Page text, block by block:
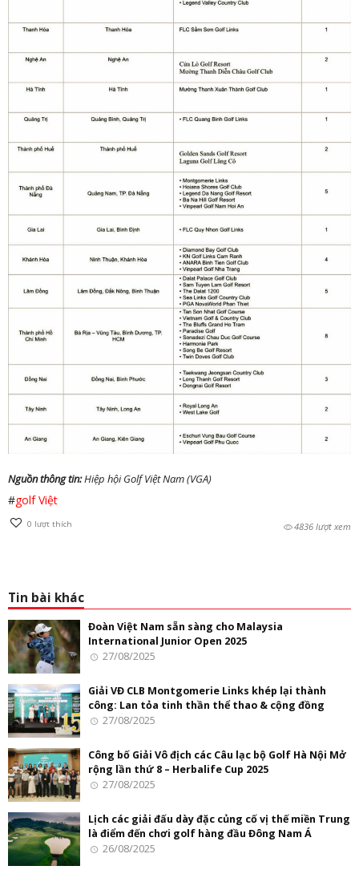
Nguồn thông tin:Hiệp hội Golf Việt Nam (VGA)
#golf Việt
0 lượt thích 4836 lượt xem
Tin bài khác
Đoàn Việt Nam sẵn sàng cho Malaysia
International Junior Open 2025
27/08/2025
Giải VĐ CLB Montgomerie Links khép lại thành
công: Lan tỏa tinh thần thể thao & cộng đồng
27/08/2025
Công bố Giải Vô địch các Câu lạc bộ Golf Hà Nội Mở
rộng lần thứ 8 – Herbalife Cup 2025
27/08/2025
Lịch các giải đấu dày đặc củng cố vị thế miền Trung
là điểm đến chơi golf hàng đầu Đông Nam Á
26/08/2025